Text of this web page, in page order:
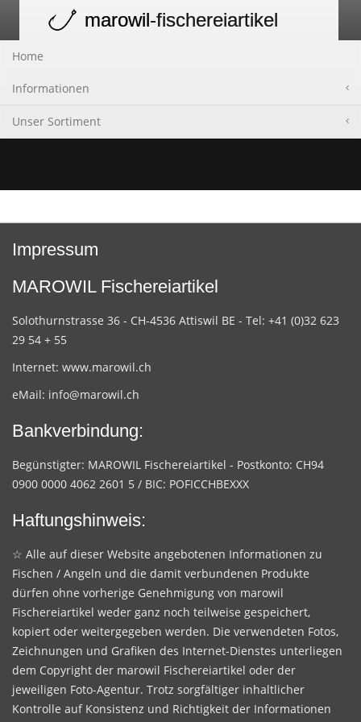
navigation
marowil-fischereiartikel
Home
Informationen
Unser Sortiment
Impressum
MAROWIL Fischereiartikel
Solothurnstrasse 36 - CH-4536 Attiswil BE - Tel: +41 (0)32 623
29 54 + 55
Internet: www.marowil.ch
eMail: info@marowil.ch
Bankverbindung:
Begünstigter: MAROWIL Fischereiartikel - Postkonto: CH94
0900 0000 4062 2601 5 / BIC: POFICCHBEXXX
Haftungshinweis:
☆ Alle auf dieser Website angebotenen Informationen zu
Fischen / Angeln und die damit verbundenen Produkte
dürfen ohne vorherige Genehmigung von marowil
Fischereiartikel weder ganz noch teilweise gespeichert,
kopiert oder weitergegeben werden. Die verwendeten Fotos,
Zeichnungen und Grafiken des Internet-Dienstes unterliegen
dem Copyright der marowil Fischereiartikel oder der
jeweiligen Foto-Agentur. Trotz sorgfältiger inhaltlicher
Kontrolle auf Konsistenz und Richtigkeit der Informationen